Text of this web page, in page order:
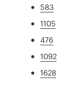
583
1105
476
1092
1628